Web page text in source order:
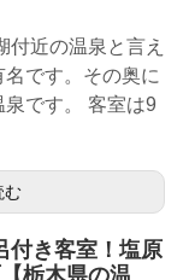
近の温泉と言え
です。その奥に
です。 客室は9
む
付き客室！塩原
栃木県の温